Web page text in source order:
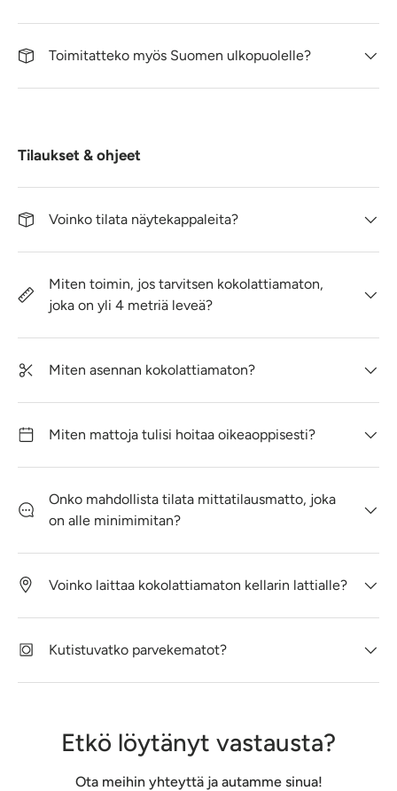
Toimitatteko myös Suomen ulkopuolelle?
Tilaukset & ohjeet
Voinko tilata näytekappaleita?
Miten toimin, jos tarvitsen kokolattiamaton,
joka on yli 4 metriä leveä?
Miten asennan kokolattiamaton?
Miten mattoja tulisi hoitaa oikeaoppisesti?
Onko mahdollista tilata mittatilausmatto, joka
on alle minimimitan?
Voinko laittaa kokolattiamaton kellarin lattialle?
Kutistuvatko parvekematot?
Etkö löytänyt vastausta?
Ota meihin yhteyttä ja autamme sinua!